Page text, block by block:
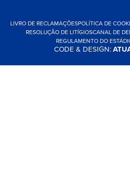
LIVRO DE RECLAMAÇÕESPOLÍTICA DE
RESOLUÇÃO DE LITÍGIOSCANAL DE
REGULAMENTO DO
CODE & DESIGN: